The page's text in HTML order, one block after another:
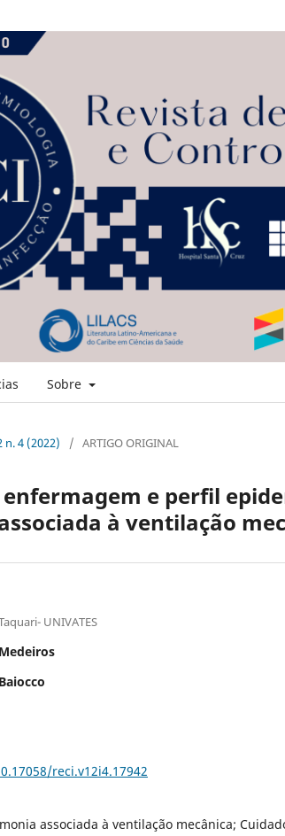
Sobre
n. 4 (2022) / ARTIGO ORIGINAL
enfermagem e perfil
à ventilação
UNIVATES
reci.v12i4.17942
associada à ventilação mecânica;